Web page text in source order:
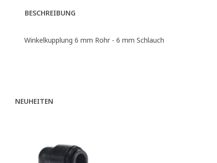
BESCHREIBUNG
Winkelkupplung 6 mm Rohr - 6 mm Schlauch
NEUHEITEN